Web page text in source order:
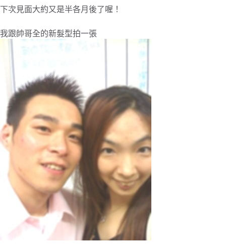
下次見面大約又是半各月後了喔！
我跟帥哥全的新髮型拍一張